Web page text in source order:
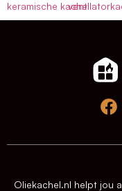
keramische kachel
Oliekachel.nl helpt jou